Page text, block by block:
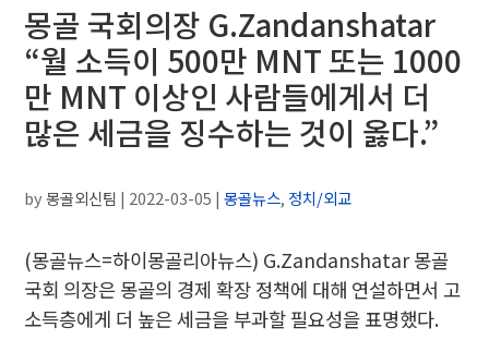
몽골 국회의장 G.Zandanshatar
“월 소득이 500만 MNT 또는 1000
만 MNT 이상인 사람들에게서 더
많은 세금을 징수하는 것이 옳다.”
by몽골외신팀 | 2022-03-05 |몽골뉴스, 정치/외교
(몽골뉴스=하이몽골리아뉴스) G.Zandanshatar 몽골
국회 의장은 몽골의 경제 확장 정책에 대해 연설하면서 고
소득층에게 더 높은 세금을 부과할 필요성을 표명했다.